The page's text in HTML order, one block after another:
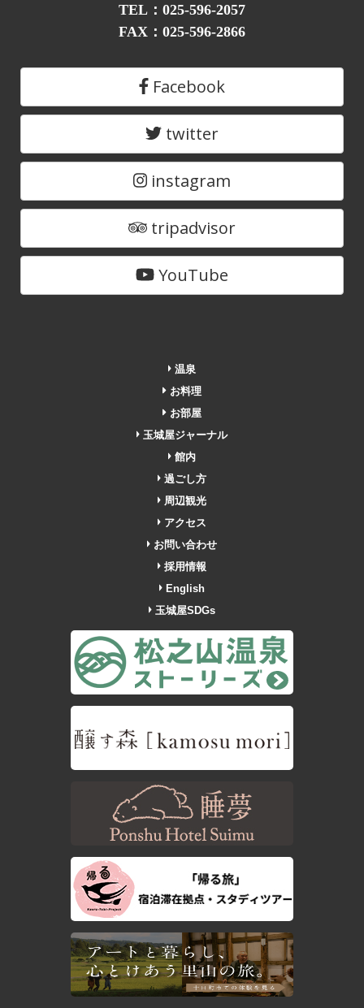
TEL：025-596-2057
FAX：025-596-2866
Facebook
twitter
instagram
tripadvisor
YouTube
温泉
お料理
お部屋
玉城屋ジャーナル
館内
過ごし方
周辺観光
アクセス
お問い合わせ
採用情報
English
玉城屋SDGs